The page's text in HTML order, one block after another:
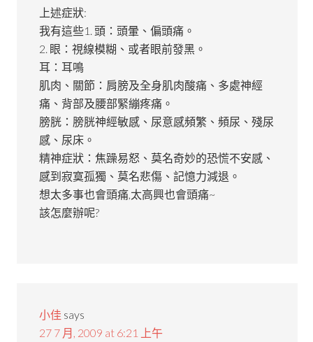
上述症狀:
我有這些1. 頭：頭暈、偏頭痛。
2. 眼：視線模糊、或者眼前發黑。
耳：耳鳴
肌肉、關節：肩膀及全身肌肉酸痛、多處神經
痛、背部及腰部緊繃疼痛。
膀胱：膀胱神經敏感、尿意感頻繁、頻尿、殘尿
感、尿床。
精神症狀：焦躁易怒、莫名奇妙的恐慌不安感、
感到寂寞孤獨、莫名悲傷、記憶力減退。
想太多事也會頭痛,太高興也會頭痛~
該怎麼辦呢?
小佳 says
27 7 月, 2009 at 6:21 上午